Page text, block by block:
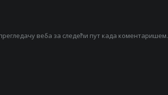
веба за следећи пут када коментаришем.